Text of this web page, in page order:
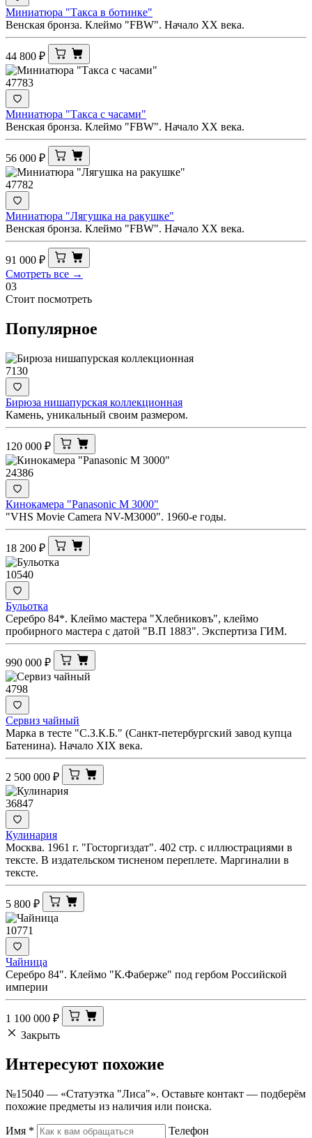
Миниатюра "Такса в ботинке"
Венская бронза. Клеймо "FBW". Начало ХХ века.
44 800 ₽
47783
Миниатюра "Такса с часами"
Венская бронза. Клеймо "FBW". Начало ХХ века.
56 000 ₽
47782
Миниатюра "Лягушка на ракушке"
Венская бронза. Клеймо "FBW". Начало ХХ века.
91 000 ₽
Смотреть все →
03
Стоит посмотреть
Популярное
7130
Бирюза нишапурская коллекционная
Камень, уникальный своим размером.
120 000 ₽
24386
Кинокамера "Panasonic M 3000"
"VHS Movie Camera NV-M3000". 1960-е годы.
18 200 ₽
10540
Бульотка
Серебро 84*. Клеймо мастера "Хлебниковъ", клеймо
пробирного мастера с датой "В.П 1883". Экспертиза ГИМ.
990 000 ₽
4798
Сервиз чайный
Марка в тесте "С.З.К.Б." (Санкт-петербургский завод купца
Батенина). Начало XIX века.
2 500 000 ₽
36847
Кулинария
Москва. 1961 г. "Госторгиздат". 402 стр. с иллюстрациями в
тексте. В издательском тисненом переплете. Маргиналии в
тексте.
5 800 ₽
10771
Чайница
Серебро 84". Клеймо "К.Фаберже" под гербом Российской
империи
1 100 000 ₽
Закрыть
Интересуют похожие
№15040 — «Статуэтка "Лиса"». Оставьте контакт — подберём
похожие предметы из наличия или поиска.
Имя * Телефон